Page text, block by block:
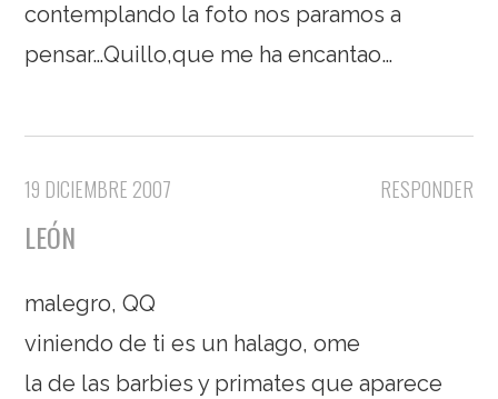
contemplando la foto nos paramos a
pensar…Quillo,que me ha encantao…
RESPONDER
19 DICIEMBRE 2007
LEÓN
malegro, QQ
viniendo de ti es un halago, ome
la de las barbies y primates que aparece